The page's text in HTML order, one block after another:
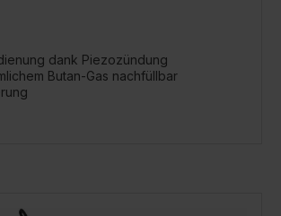
dank Piezozündung
Butan-Gas nachfüllbar